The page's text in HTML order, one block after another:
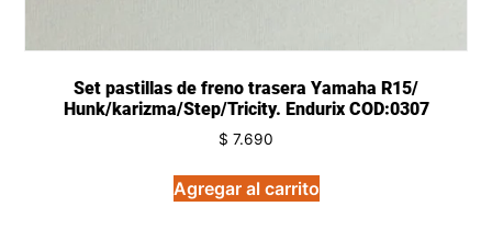
Set pastillas de freno trasera Yamaha R15/
Hunk/karizma/Step/Tricity. Endurix COD:0307
$ 7.690
Agregar al carrito